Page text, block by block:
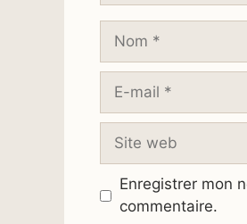
Nom
Site
Enregistrer mon
commentaire.